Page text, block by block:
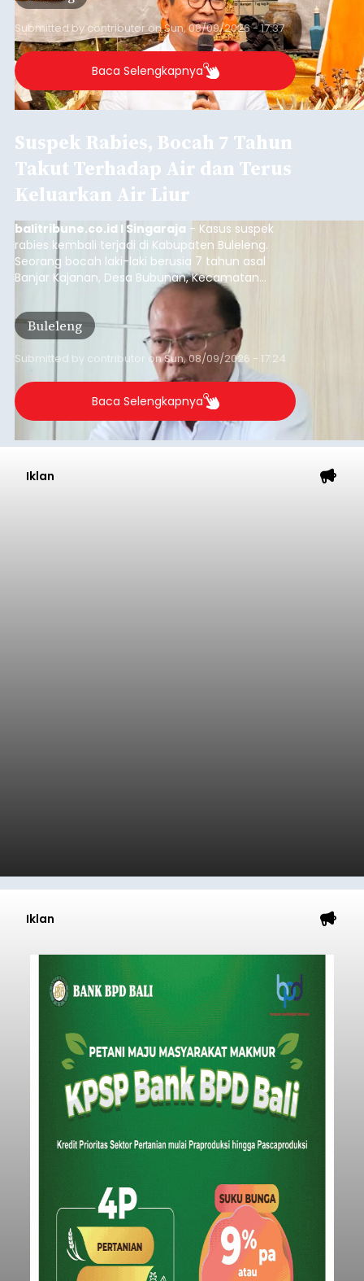
Rp350 miliar hingga Rp400 miliar per bulan.
Submitted by contributoronSun, 08/09/2026 - 17:37
Baca Selengkapnya
Suspek Rabies, Bocah 7 Tahun
Takut Terhadap Air dan Terus
Keluarkan Air Liur
balitribune.co.id I Singaraja - Kasus suspek
rabies kembali terjadi di Kabupaten Buleleng.
Seorang bocah laki-laki berusia 7 tahun asal
Banjar Kajanan, Desa Bubunan, Kecamatan
Seririt, dilaporkan mengalami gejala khas rabies
setelah sebelumnya digigit anjing pada awal Juni
2026.
Buleleng
Submitted by contributor onSun, 08/09/2026 - 17:24
Baca Selengkapnya
Iklan
Iklan